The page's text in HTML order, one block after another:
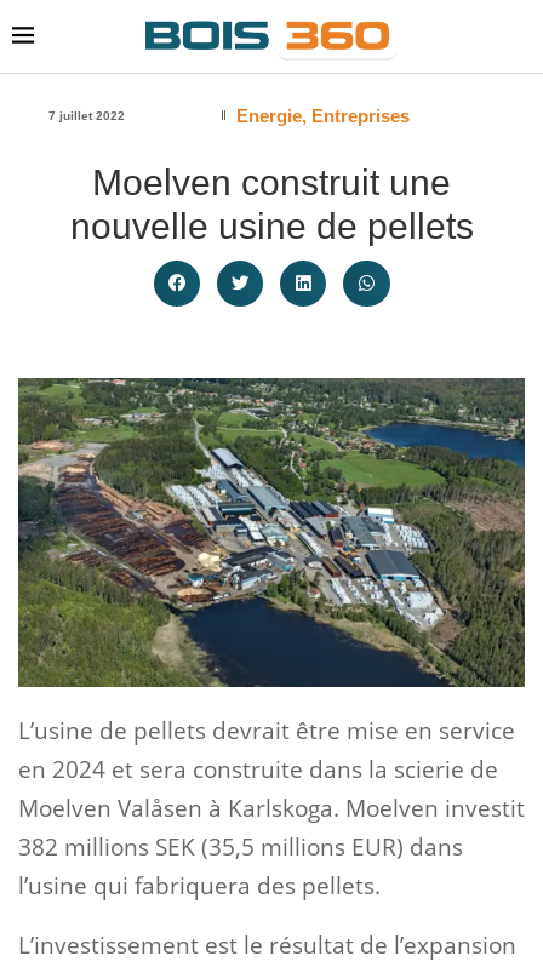
7 juillet 2022 Energie, Entreprises
Moelven construit une
nouvelle usine de pellets
L’usine de pellets devrait être mise en service
en 2024 et sera construite dans la scierie de
Moelven Valåsen à Karlskoga. Moelven investit
382 millions SEK (35,5 millions EUR) dans
l’usine qui fabriquera des pellets.
L’investissement est le résultat de l’expansion